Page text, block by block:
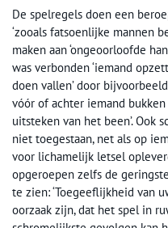
De spelregels doen een
‘zooals fatsoenlijke mannen
maken aan ‘ongeoorloofde
was verbonden ‘iemand
doen vallen’ door
vóór of achter iemand
uitsteken van het been’. Ook
niet toegestaan, net als op
voor lichamelijk letsel
opgeroepen zelfs de
te zien: ‘Toegeeflijkheid van
oorzaak zijn, dat het spel in